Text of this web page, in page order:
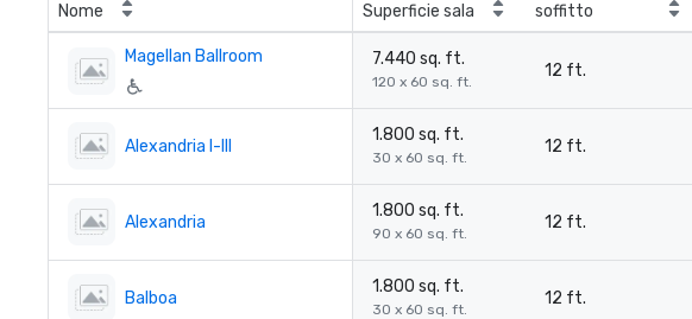
Nome Superficie sala
soffitto
Magellan Ballroom 7.440 sq. ft.
120 x 60 sq. ft.
12 ft.
Alexandria I-III
1.800 sq. ft.
30 x 60 sq. ft.
12 ft.
Alexandria
1.800 sq. ft.
90 x 60 sq. ft.
12 ft.
Balboa
1.800 sq. ft.
30 x 60 sq. ft.
12 ft.